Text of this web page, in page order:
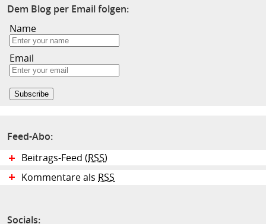
Dem Blog per Email folgen:
Name
Email
Feed-Abo:
Beitrags-Feed (RSS)
Kommentare als RSS
Socials: